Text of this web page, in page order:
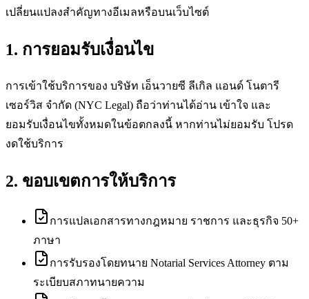
เปลี่ยนแปลงสำคัญทางอีเมลหรือบนเว็บไซต์
1. การยอมรับเงื่อนไข
การเข้าใช้บริการของ บริษัท เอ็นวายซี ลีเกิล แอนด์ โนตารี
เซอร์วิส จำกัด (NYC Legal) ถือว่าท่านได้อ่าน เข้าใจ และ
ยอมรับเงื่อนไขทั้งหมดในข้อตกลงนี้ หากท่านไม่ยอมรับ โปรด
งดใช้บริการ
2. ขอบเขตการให้บริการ
การแปลเอกสารทางกฎหมาย ราชการ และธุรกิจ 50+
ภาษา
การรับรองโดยทนาย Notarial Services Attorney ตาม
ระเบียบสภาทนายความ